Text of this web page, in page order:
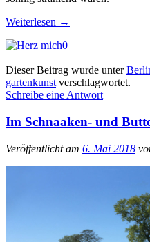
Weiterlesen →
0
Dieser Beitrag wurde unter
gartenkunst verschlagwortet.
Schreibe eine Antwort
Im Schnaaken- und
Veröffentlicht am 6. Mai 2018